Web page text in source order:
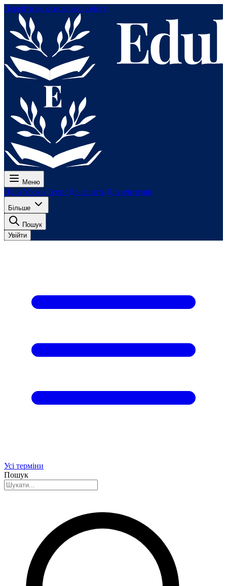
Перейти до основного вмісту
Меню
Ціни Уроки Тести До іспитів Для вчителів
Більше
Пошук
Увійти
Усі терміни
Пошук